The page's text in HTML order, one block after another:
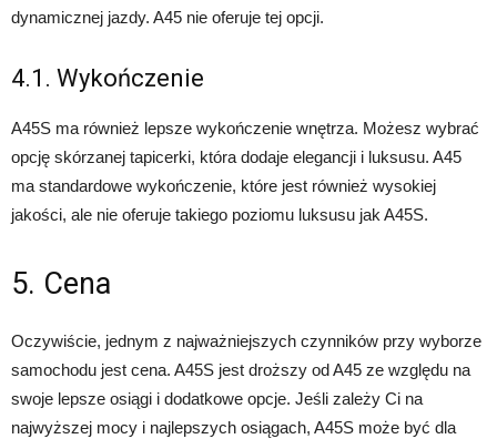
dynamicznej jazdy. A45 nie oferuje tej opcji.
4.1. Wykończenie
A45S ma również lepsze wykończenie wnętrza. Możesz wybrać
opcję skórzanej tapicerki, która dodaje elegancji i luksusu. A45
ma standardowe wykończenie, które jest również wysokiej
jakości, ale nie oferuje takiego poziomu luksusu jak A45S.
5. Cena
Oczywiście, jednym z najważniejszych czynników przy wyborze
samochodu jest cena. A45S jest droższy od A45 ze względu na
swoje lepsze osiągi i dodatkowe opcje. Jeśli zależy Ci na
najwyższej mocy i najlepszych osiągach, A45S może być dla